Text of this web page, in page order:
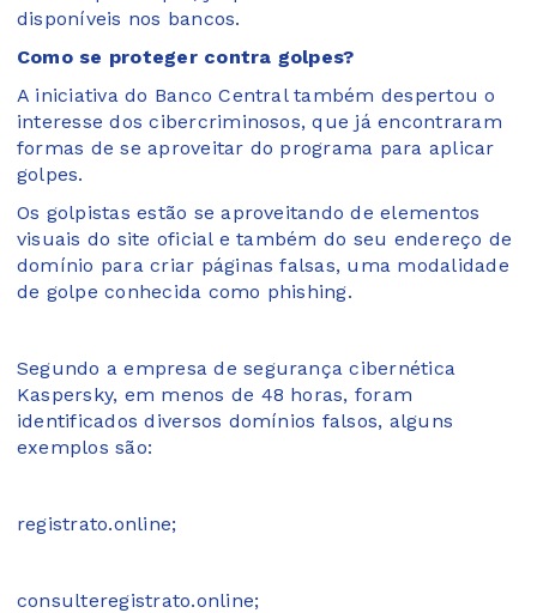
disponíveis nos bancos.
Como se proteger contra golpes?
A iniciativa do Banco Central também despertou o
interesse dos cibercriminosos, que já encontraram
formas de se aproveitar do programa para aplicar
golpes.
Os golpistas estão se aproveitando de elementos
visuais do site oficial e também do seu endereço de
domínio para criar páginas falsas, uma modalidade
de golpe conhecida como phishing.
Segundo a empresa de segurança cibernética
Kaspersky, em menos de 48 horas, foram
identificados diversos domínios falsos, alguns
exemplos são:
registrato.online;
consulteregistrato.online;